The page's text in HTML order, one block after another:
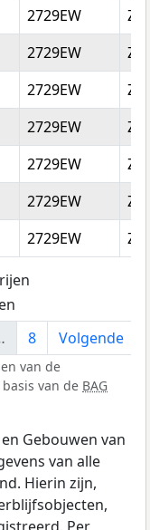
2729EW
2729EW
2729EW
2729EW
2729EW
2729EW
2729EW
8 Volgende
van de
van de BAG
Gebouwen van
van alle
Hierin zijn,